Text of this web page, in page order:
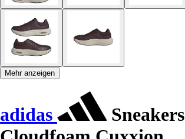
Mehr anzeigen
adidas
Sneakers